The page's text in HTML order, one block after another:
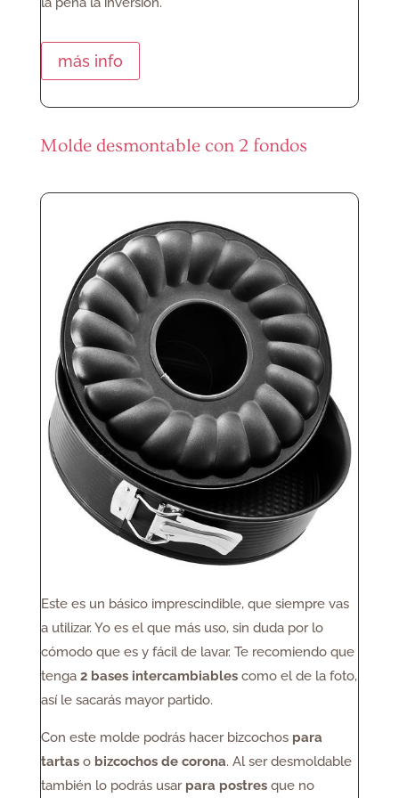
más info
Molde desmontable con 2 fondos
Este es un básico imprescindible, que siempre vas
a utilizar. Yo es el que más uso, sin duda por lo
cómodo que es y fácil de lavar. Te recomiendo que
tenga2 bases intercambiables como el de la foto,
así le sacarás mayor partido.
Con este molde podrás hacer bizcochos para
tartaso bizcochos de corona. Al ser desmoldable
también lo podrás usarpara postresque no